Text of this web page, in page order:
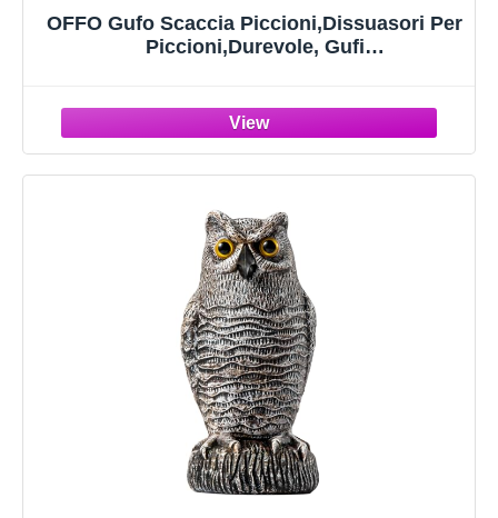
OFFO Gufo Scaccia Piccioni,Dissuasori Per
Piccioni,Durevole, Gufi